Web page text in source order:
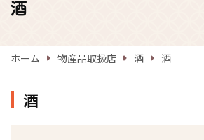
酒
ホーム 物産品取扱店 酒 酒
酒